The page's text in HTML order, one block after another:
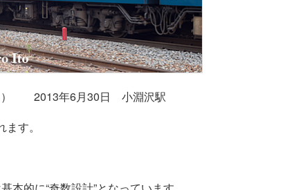
） 2013年6月30日 小淵沢駅
す。